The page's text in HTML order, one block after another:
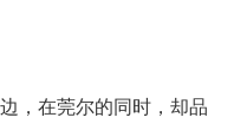
，在莞尔的同时，却品